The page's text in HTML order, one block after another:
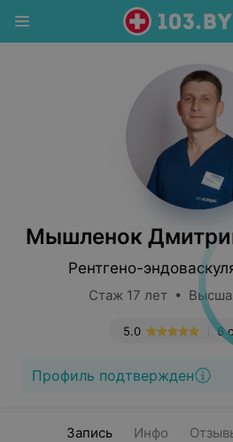
Мышленок
Рентгено-
Стаж 17 лет •
6
5.0
Профиль подтвержден
Запись Инфо